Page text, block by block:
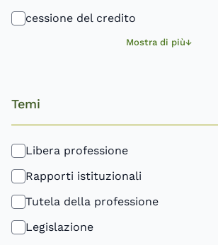
cessione del credito
Mostra di più
Temi
Libera professione
Rapporti istituzionali
Tutela della professione
Legislazione